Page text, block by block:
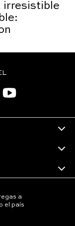
irresistible
a
el país